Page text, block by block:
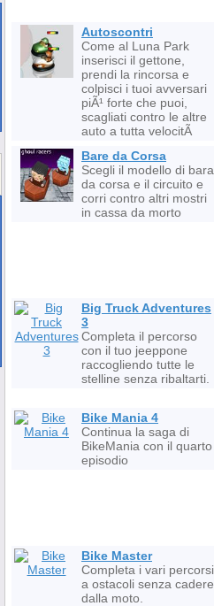
Autoscontri
Come al Luna Park
inserisci il gettone,
prendi la rincorsa e
colpisci i tuoi avversari
piÃ¹ forte che puoi,
scagliati contro le altre
auto a tutta velocitÃ
Bare da Corsa
Scegli il modello di bara
da corsa e il circuito e
corri contro altri mostri
in cassa da morto
Big Truck Adventures
3
Completa il percorso
con il tuo jeeppone
raccogliendo tutte le
stelline senza ribaltarti.
Bike Mania 4
Continua la saga di
BikeMania con il quarto
episodio
Bike Master
Completa i vari percorsi
a ostacoli senza cadere
dalla moto.